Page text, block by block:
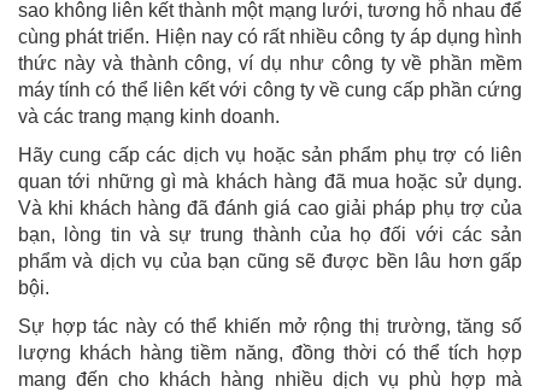
sao không liên kết thành một mạng lưới, tương hỗ nhau để
cùng phát triển. Hiện nay có rất nhiều công ty áp dụng hình
thức này và thành công, ví dụ như công ty về phần mềm
máy tính có thể liên kết với công ty về cung cấp phần cứng
và các trang mạng kinh doanh.
Hãy cung cấp các dịch vụ hoặc sản phẩm phụ trợ có liên
quan tới những gì mà khách hàng đã mua hoặc sử dụng.
Và khi khách hàng đã đánh giá cao giải pháp phụ trợ của
bạn, lòng tin và sự trung thành của họ đối với các sản
phẩm và dịch vụ của bạn cũng sẽ được bền lâu hơn gấp
bội.
Sự hợp tác này có thể khiến mở rộng thị trường, tăng số
lượng khách hàng tiềm năng, đồng thời có thể tích hợp
mang đến cho khách hàng nhiều dịch vụ phù hợp mà